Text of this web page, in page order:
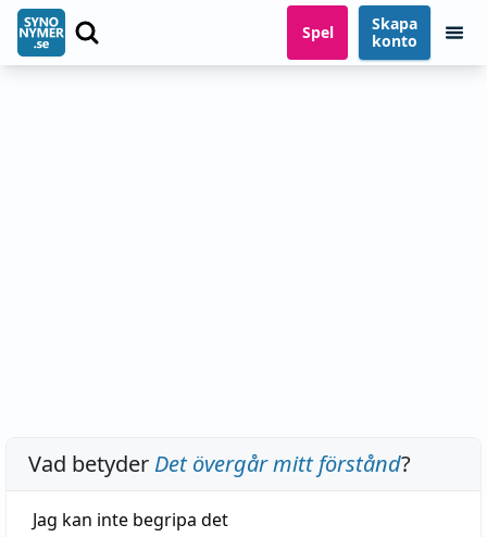
Spel
Skapa
konto
Vad betyder Det övergår mitt förstånd?
Jag kan inte begripa det